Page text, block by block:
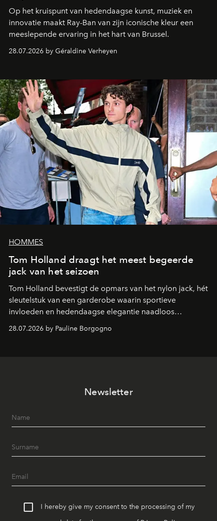
Op het kruispunt van hedendaagse kunst, muziek en
innovatie maakt Ray-Ban van zijn iconische kleur een
meeslepende ervaring in het hart van Brussel.
28.07.2026 by Géraldine Verheyen
HOMMES
Tom Holland draagt het meest begeerde
jack van het seizoen
Tom Holland bevestigt de opmars van het nylon jack, hét
sleutelstuk van een garderobe waarin sportieve
invloeden en hedendaagse elegantie naadloos
28.07.2026 by Pauline Borgogno
Newsletter
I hereby give my consent to the processing of my